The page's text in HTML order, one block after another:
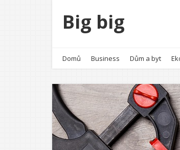
Big big
Domů Business Dům a byt